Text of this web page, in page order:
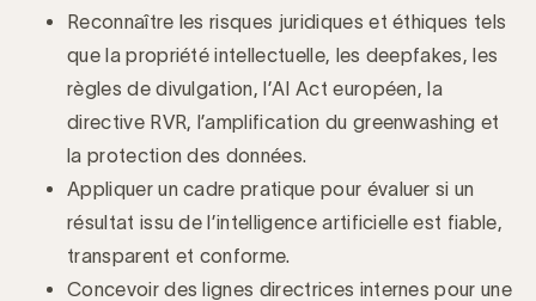
Reconnaître les risques juridiques et éthiques tels
que la propriété intellectuelle, les deepfakes, les
règles de divulgation, l’AI Act européen, la
directive RVR, l’amplification du greenwashing et
la protection des données.
Appliquer un cadre pratique pour évaluer si un
résultat issu de l’intelligence artificielle est fiable,
transparent et conforme.
Concevoir des lignes directrices internes pour une